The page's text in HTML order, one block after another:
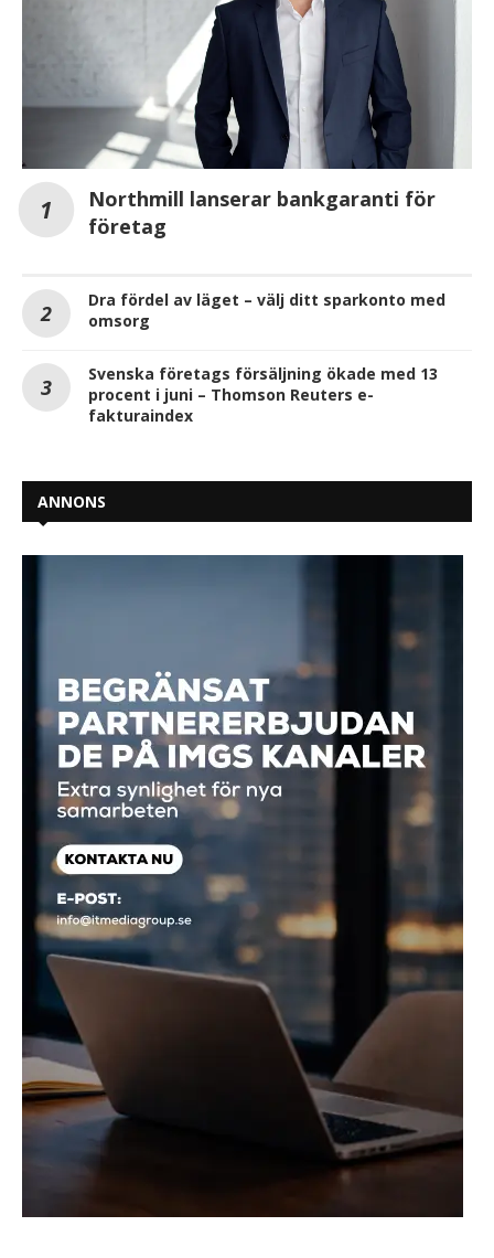
Northmill lanserar bankgaranti för
företag
Dra fördel av läget – välj ditt sparkonto med
omsorg
Svenska företags försäljning ökade med 13
procent i juni – Thomson Reuters e-
fakturaindex
ANNONS